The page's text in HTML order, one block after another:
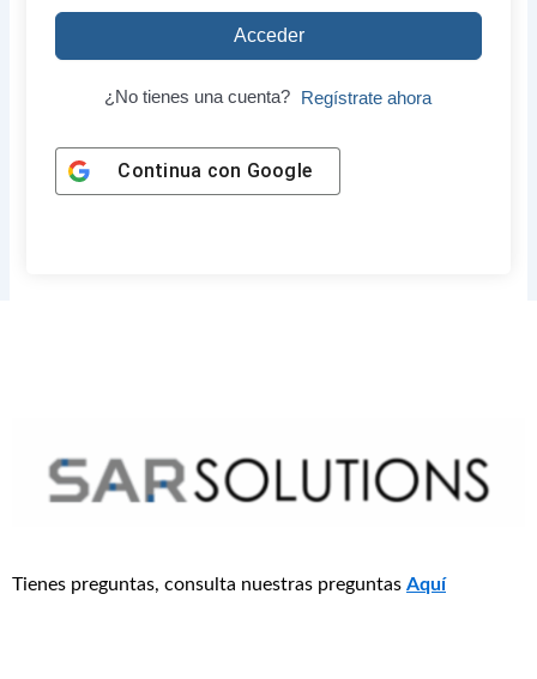
Acceder
¿No tienes una cuenta? Regístrate ahora
Continua con Google
Tienes preguntas, consulta nuestras preguntas Aquí